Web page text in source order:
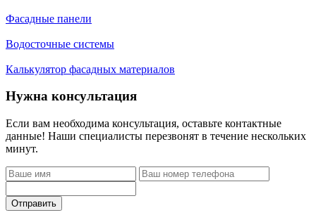
Фасадные панели
Водосточные системы
Калькулятор фасадных материалов
Нужна консультация
Если вам необходима консультация, оставьте контактные
данные! Наши специалисты перезвонят в течение нескольких
минут.
Отправить